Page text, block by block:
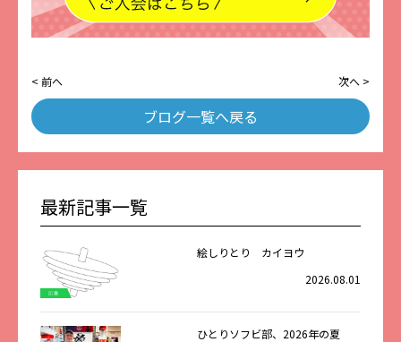
< 前へ
ブログ一覧へ戻る
次へ >
最新記事一覧
絵しりとり カイヨウ
2026.08.01
ひとりソフビ部、2026年の夏